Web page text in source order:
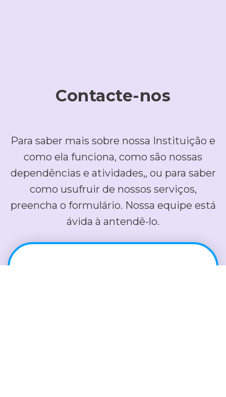
Contacte-nos
Para saber mais sobre nossa Instituição e
como ela funciona, como são nossas
dependências e atividades,, ou para saber
como usufruir de nossos serviços,
preencha o formulário. Nossa equipe está
ávida à antendê-lo.